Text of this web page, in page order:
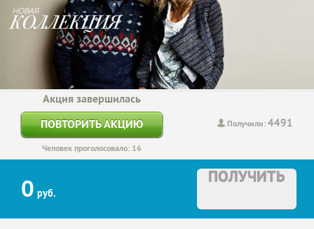
Получили:4491
Акция завершилась
ПОВТОРИТЬ АКЦИЮ
Человек проголосовало: 16
0 руб.
ПОЛУЧИТЬ